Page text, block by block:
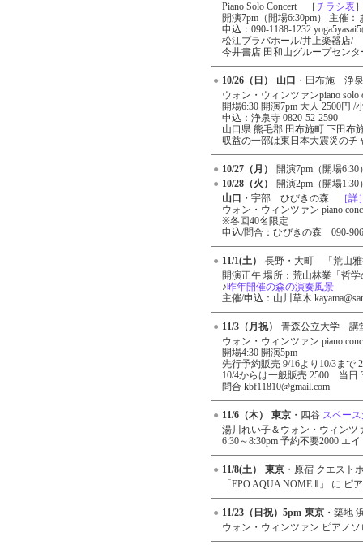
Piano Solo Concert ［チラシ表
開演7pm（開場6:30pm） 主催：
申込：090-1188-1232
松江プラバホール/井上楽器店/
今井書店 田和山グループセンタ
● 10/26（日） 山口 ・田布施 浄
ウォン・ウィンツァンpiano
開場6:30 開演7pm 大人 2500円
申込：浄泉寺 0820-52-2590
山口県 熊毛郡 田布施町 下田布
収益の一部は東日本大震災のチ
● 10/27（月）
開演7pm（開場6:30
● 10/28（火）
開演2pm（開場1:30
山口 ・宇部 ひびきの森
［詳
ウォン・ウィンツァン piano
※各回40名限定
申込/問合：ひびきの森 090-
● 11/1(土）
長野・大町 「荒山雅
開演正午 場所：荒山林業「哲学
♪昨年開催の森の演奏風景
主催/申込：山川草木
● 11/3（月祝）
青森公立大学 講
ウォン・ウィンツァン piano
開場4:30 開演5pm
先行予約販売 9/16より10/3まで
10/4からは一般販売 2500 当日
問合 kbf11810@gmail.com
● 11/6（木） 東京 ・四谷 スペー
湯川れい子＆ウォン・ウィン
6:30～8:30pm 予約不要2000 エ
● 11/8(土） 東京 ・原宿 クエスト
「EPO AQUA NOME Ⅱ」 に ピ
● 11/23（日祝）5pm 東京 ・築地
ウォン・ウィンツァン ピアノソ